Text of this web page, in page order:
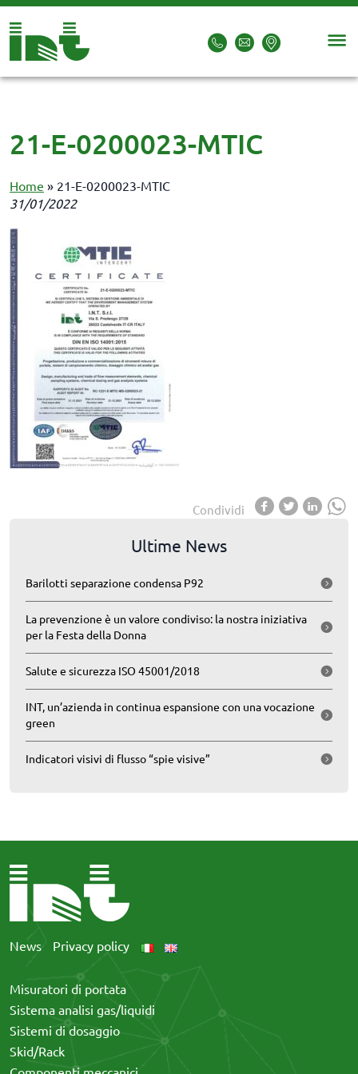
21-E-0200023-MTIC
Home » 21-E-0200023-MTIC
31/01/2022
Condividi
Ultime News
Barilotti separazione condensa P92
La prevenzione è un valore condiviso: la nostra iniziativa
per la Festa della Donna
Salute e sicurezza ISO 45001/2018
INT, un’azienda in continua espansione con una vocazione
green
Indicatori visivi di flusso “spie visive”
News Privacy policy
Misuratori di portata
Sistema analisi gas/liquidi
Sistemi di dosaggio
Skid/Rack